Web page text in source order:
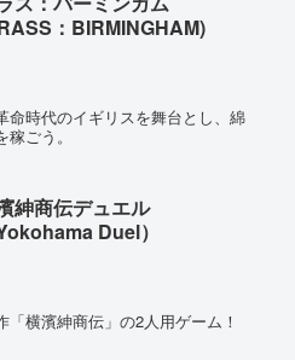
：BIRMINGHAM)
命時代のイギリスを舞台とし、綿
ごう。
紳商伝デュエル
Yokohama Duel）
横濱紳商伝」の2人用ゲーム！